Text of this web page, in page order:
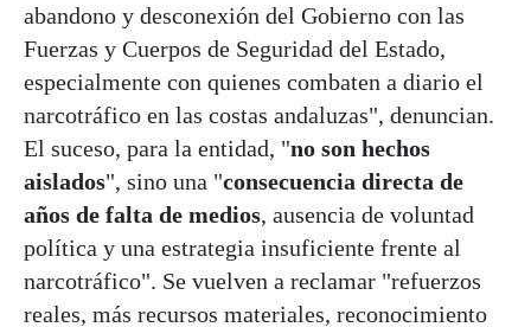
abandono y desconexión del Gobierno con las
Fuerzas y Cuerpos de Seguridad del Estado,
especialmente con quienes combaten a diario el
narcotráfico en las costas andaluzas", denuncian.
El suceso, para la entidad, "no son hechos
aislados", sino una "consecuencia directa de
años de falta de medios, ausencia de voluntad
política y una estrategia insuficiente frente al
narcotráfico". Se vuelven a reclamar "refuerzos
reales, más recursos materiales, reconocimiento